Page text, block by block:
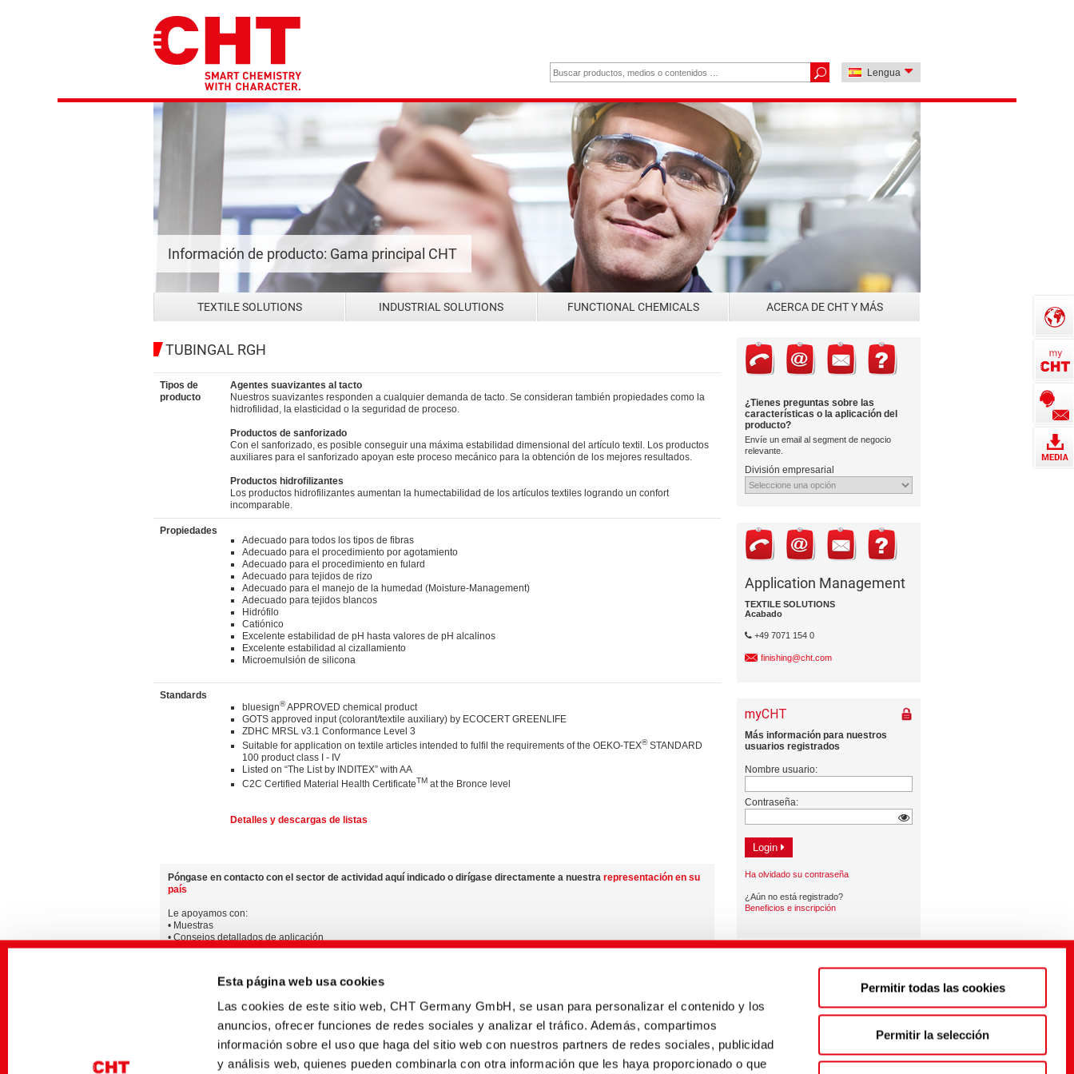
Esta página web usa cookies
Las cookies de este sitio web, CHT Germany GmbH, se usan para personalizar el contenido y los
anuncios, ofrecer funciones de redes sociales y analizar el tráfico. Además, compartimos
información sobre el uso que haga del sitio web con nuestros partners de redes sociales, publicidad
y análisis web, quienes pueden combinarla con otra información que les haya proporcionado o que
Permitir todas las cookies
Permitir la selección
Lengua
Información de producto: Gama principal CHT
TEXTILE SOLUTIONS INDUSTRIAL SOLUTIONS FUNCTIONAL CHEMICALS ACERCA DE CHT Y MÁS
TUBINGAL RGH
Tipos de
producto
Agentes suavizantes al tacto
Nuestros suavizantes responden a cualquier demanda de tacto. Se consideran también propiedades como la
hidrofilidad, la elasticidad o la seguridad de proceso.
Productos de sanforizado
Con el sanforizado, es posible conseguir una máxima estabilidad dimensional del artículo textil. Los productos
auxiliares para el sanforizado apoyan este proceso mecánico para la obtención de los mejores resultados.
Productos hidrofilizantes
Los productos hidrofilizantes aumentan la humectabilidad de los artículos textiles logrando un confort
incomparable.
Propiedades
Adecuado para todos los tipos de fibras
Adecuado para el procedimiento por agotamiento
Adecuado para el procedimiento en fulard
Adecuado para tejidos de rizo
Adecuado para el manejo de la humedad (Moisture-Management)
Adecuado para tejidos blancos
Hidrófilo
Catiónico
Excelente estabilidad de pH hasta valores de pH alcalinos
Excelente estabilidad al cizallamiento
Microemulsión de silicona
Standards
bluesign®APPROVED chemical product
GOTS approved input (colorant/textile auxiliary) by ECOCERT GREENLIFE
ZDHC MRSL v3.1 Conformance Level 3
Suitable for application on textile articles intended to fulfil the requirements of the OEKO-TEX®STANDARD
100 product class I - IV
Listed on “The List by INDITEX” with AA
C2C Certified Material Health CertificateTM at the Bronce level
Detalles y descargas de listas
Póngase en contacto con el sector de actividad aquí indicado o dirígase directamente a nuestra representación en su
país
Le apoyamos con:
• Muestras
• Consejos detallados de aplicación
• Informaciones sobre la disponibilidad de nuestros productos a nivel mundial y acerca de las posibilidades de variaciones
Puede encontrar información adicional sobrecentro de medios
La disponibilidad de los productos puede variar en cada país.
¿Tienes preguntas sobre las
caracterí­sticas o la aplicación del
producto?
Enví­e un email al segment de negocio
relevante.
División empresarial
Application Management
TEXTILE SOLUTIONS
Acabado
+49 7071 154 0
finishing@cht.com